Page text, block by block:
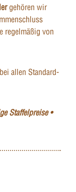
gehören wir
regelmäßig von
allen Standard-
Staffelpreise •